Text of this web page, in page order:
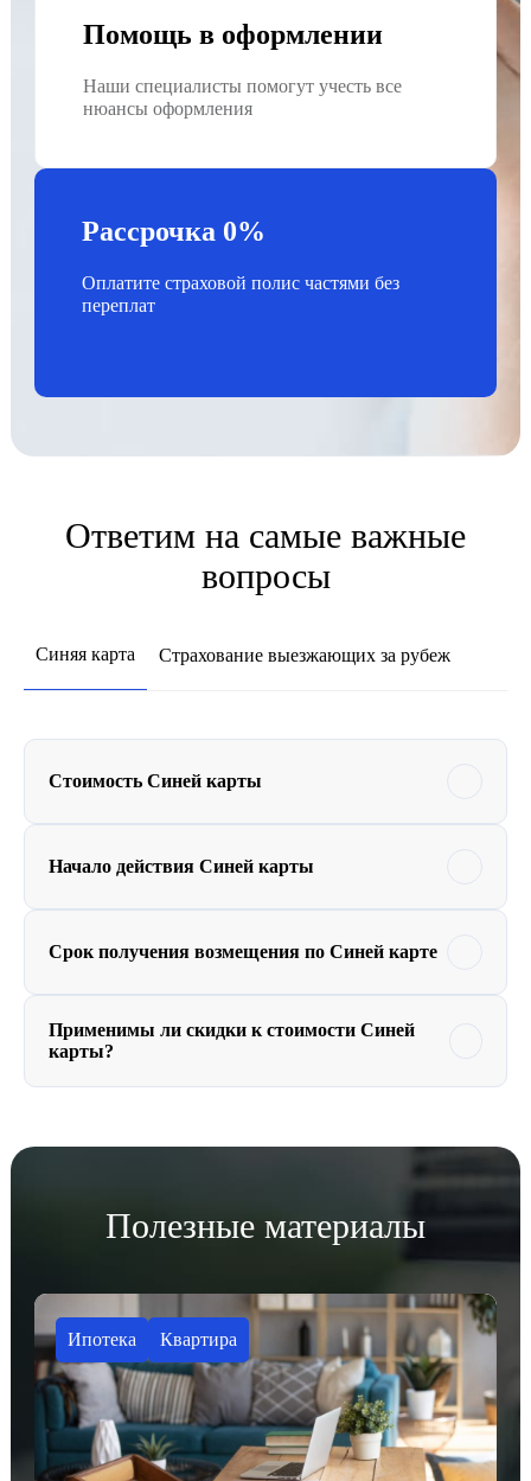
Помощь в оформлении
Наши специалисты помогут учесть все
нюансы оформления
Рассрочка 0%
Оплатите страховой полис частями без
переплат
Ответим на самые важные
вопросы
Синяя карта Страхование выезжающих за рубеж
Стоимость Синей карты
Начало действия Синей карты
Срок получения возмещения по Синей карте
Применимы ли скидки к стоимости Синей
карты?
Полезные материалы
Ипотека Квартира